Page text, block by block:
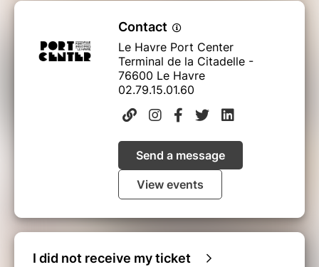
Contact
Le Havre Port Center
Terminal de la Citadelle -
76600 Le Havre
02.79.15.01.60
Send a message
View events
I did not receive my ticket